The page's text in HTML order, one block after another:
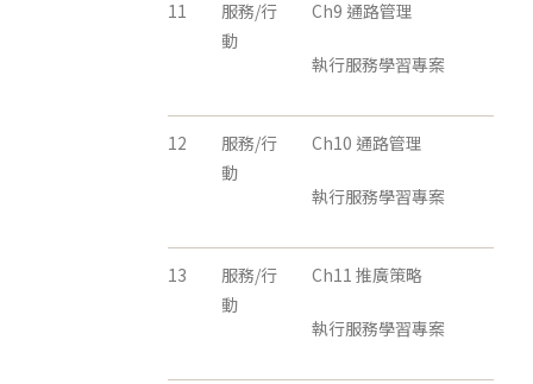
11
服務/行
動
Ch9 通路管理
執行服務學習專案
12
服務/行
動
Ch10 通路管理
執行服務學習專案
13
服務/行
動
Ch11 推廣策略
執行服務學習專案